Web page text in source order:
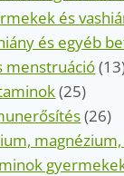
és
és egyéb
menstruáció
(25)
(26)